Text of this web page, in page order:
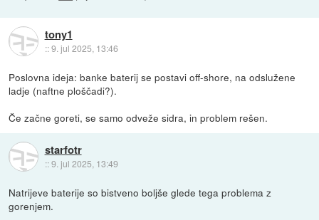
tony1
::9. jul 2025, 13:46
Poslovna ideja: banke baterij se postavi off-shore, na odslužene
ladje (naftne ploščadi?).
Če začne goreti, se samo odveže sidra, in problem rešen.
starfotr
::9. jul 2025, 13:49
Natrijeve baterije so bistveno boljše glede tega problema z
gorenjem.